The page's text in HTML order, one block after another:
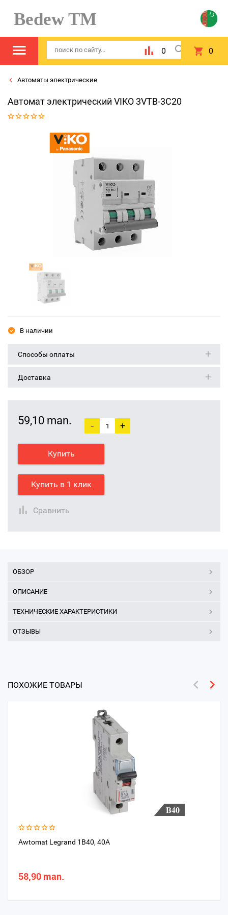
Bedew TM
0 0
Автоматы электрические
Автомат электрический VIKO 3VTB-3C20
В наличии
Способы оплаты
Доставка
59,10 man. - +
Купить
Купить в 1 клик
Сравнить
ОБЗОР
ОПИСАНИЕ
ТЕХНИЧЕСКИЕ ХАРАКТЕРИСТИКИ
ОТЗЫВЫ
ПОХОЖИЕ ТОВАРЫ
Awtomat Legrand 1B40, 40A
58,90 man.